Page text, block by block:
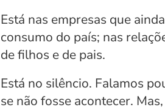
Está nas empresas que
consumo do país; nas
de filhos e de pais.
Está no silêncio. Falamos
se não fosse acontecer.